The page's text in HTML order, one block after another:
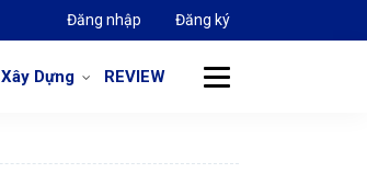
Đăng nhập Đăng ký
Xây Dựng REVIEW